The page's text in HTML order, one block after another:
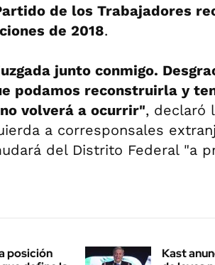
de los Trabajadores
de 2018.
junto conmigo.
podamos reconstruirla y
volverá a ocurrir", declaró
a corresponsales
del Distrito Federal "a
posición
Kast